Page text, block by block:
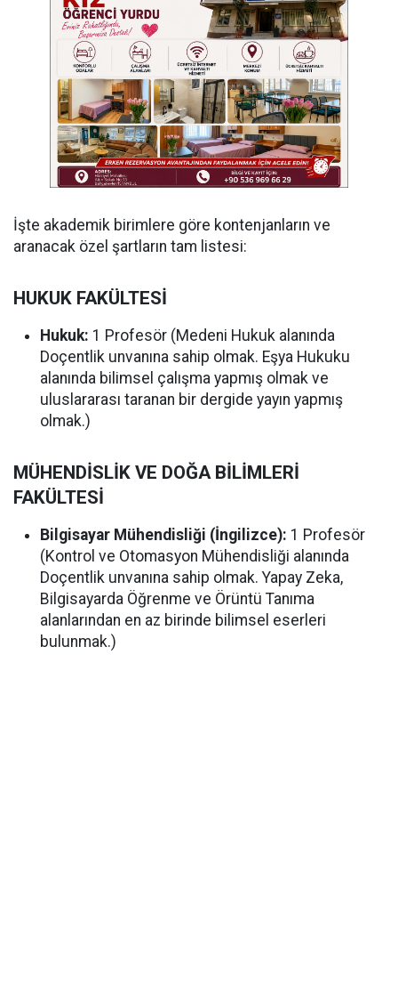
İşte akademik birimlere göre kontenjanların ve
aranacak özel şartların tam listesi:
HUKUK FAKÜLTESİ
Hukuk: 1 Profesör (Medeni Hukuk alanında
Doçentlik unvanına sahip olmak. Eşya Hukuku
alanında bilimsel çalışma yapmış olmak ve
uluslararası taranan bir dergide yayın yapmış
olmak.)
MÜHENDİSLİK VE DOĞA BİLİMLERİ
FAKÜLTESİ
Bilgisayar Mühendisliği (İngilizce): 1 Profesör
(Kontrol ve Otomasyon Mühendisliği alanında
Doçentlik unvanına sahip olmak. Yapay Zeka,
Bilgisayarda Öğrenme ve Örüntü Tanıma
alanlarından en az birinde bilimsel eserleri
bulunmak.)